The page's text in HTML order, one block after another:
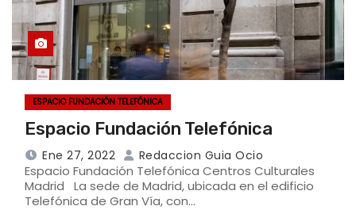
ESPACIO FUNDACIÓN TELEFÓNICA
Espacio Fundación Telefónica
Ene 27, 2022 Redaccion Guia Ocio
Espacio Fundación Telefónica Centros Culturales
Madrid La sede de Madrid, ubicada en el edificio
Telefónica de Gran Vía, con…